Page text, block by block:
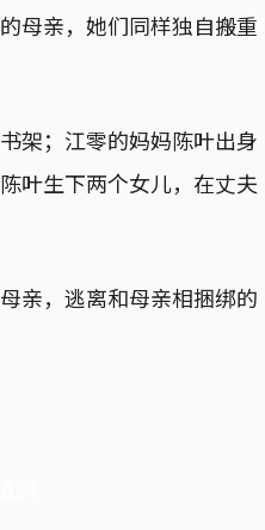
母亲，她们同样独自搬重
架；江零的妈妈陈叶出身
叶生下两个女儿，在丈夫
亲，逃离和母亲相捆绑的